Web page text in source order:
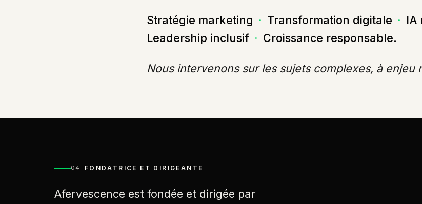
Stratégie marketing · Transformation digitale · IA
Leadership inclusif · Croissance responsable.
Nous intervenons sur les sujets complexes, à enjeu
04 FONDATRICE ET DIRIGEANTE
Afervescence est fondée et dirigée par